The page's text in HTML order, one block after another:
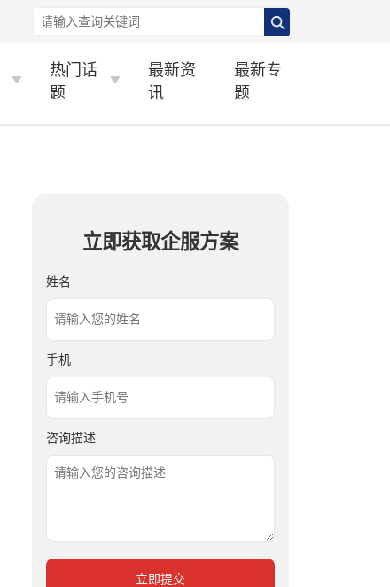
热门话
题
最新资
讯
最新专
题
立即获取企服方案
姓名
手机
咨询描述
立即提交